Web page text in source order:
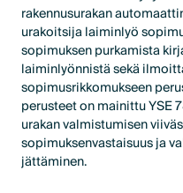
rakennusurakan
urakoitsija laiminlyö
sopimuksen purkamista
laiminlyönnistä sekä
sopimusrikkomukseen
perusteet on mainittu YSE
urakan valmistumisen
sopimuksenvastaisuus ja
jättäminen.